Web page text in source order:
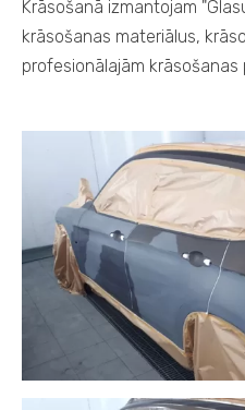
Krāsošanā izmantojam
krāsošanas materiālus,
profesionālajām krāsošanas